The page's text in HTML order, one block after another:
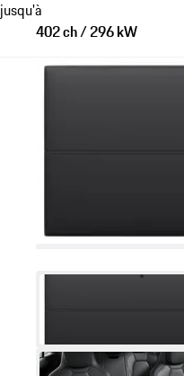
jusqu'à
402 ch / 296 kW